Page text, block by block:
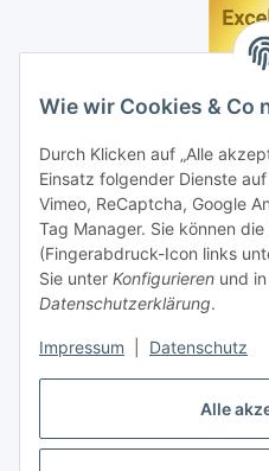
Alle
Wie wir Cookies & Co
Durch Klicken auf „Alle
Einsatz folgender Dienste
Vimeo, ReCaptcha, Google
Tag Manager. Sie können
(Fingerabdruck-Icon links
Sie unter Konfigurieren und
Datenschutzerklärung.
Impressum Datenschutz
Vertrag